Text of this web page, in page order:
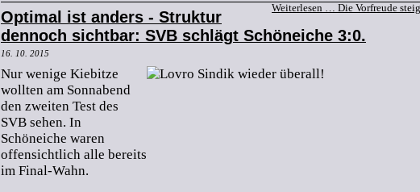
Weiterlesen … Die Vorfreude
Optimal ist anders - Struktur
dennoch sichtbar: SVB schlägt Schöneiche 3:0.
16. 10. 2015
Nur wenige Kiebitze
wollten am Sonnabend
den zweiten Test des
SVB sehen. In
Schöneiche waren
offensichtlich alle bereits
im Final-Wahn.